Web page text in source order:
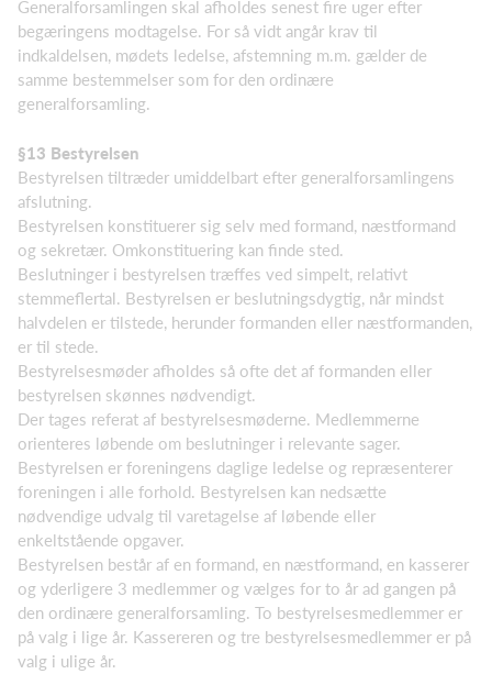
Generalforsamlingen skal afholdes senest fire uger efter
begæringens modtagelse. For så vidt angår krav til
indkaldelsen, mødets ledelse, afstemning m.m. gælder de
samme bestemmelser som for den ordinære
generalforsamling.
§13 Bestyrelsen
Bestyrelsen tiltræder umiddelbart efter generalforsamlingens
afslutning.
Bestyrelsen konstituerer sig selv med formand, næstformand
og sekretær. Omkonstituering kan finde sted.
Beslutninger i bestyrelsen træffes ved simpelt, relativt
stemmeflertal. Bestyrelsen er beslutningsdygtig, når mindst
halvdelen er tilstede, herunder formanden eller næstformanden,
er til stede.
Bestyrelsesmøder afholdes så ofte det af formanden eller
bestyrelsen skønnes nødvendigt.
Der tages referat af bestyrelsesmøderne. Medlemmerne
orienteres løbende om beslutninger i relevante sager.
Bestyrelsen er foreningens daglige ledelse og repræsenterer
foreningen i alle forhold. Bestyrelsen kan nedsætte
nødvendige udvalg til varetagelse af løbende eller
enkeltstående opgaver.
Bestyrelsen består af en formand, en næstformand, en kasserer
og yderligere 3 medlemmer og vælges for to år ad gangen på
den ordinære generalforsamling. To bestyrelsesmedlemmer er
på valg i lige år. Kassereren og tre bestyrelsesmedlemmer er på
valg i ulige år.